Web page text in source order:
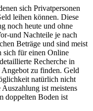
sich Privatpersonen
leihen können. Diese
noch heute und ohne
und Nachteile je nach
Beträge und sind meist
sich für einen Online
Recherche in
zu finden. Geld
natürlich nicht
ist meistens
doppelten Boden ist